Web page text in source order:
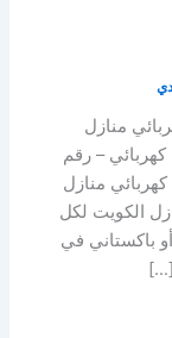
/ فني كهربائي منازل
منازل – 66901910 – فني كهربائي – رقم
منازل
الكويت لكل
باكستاني في
[…]